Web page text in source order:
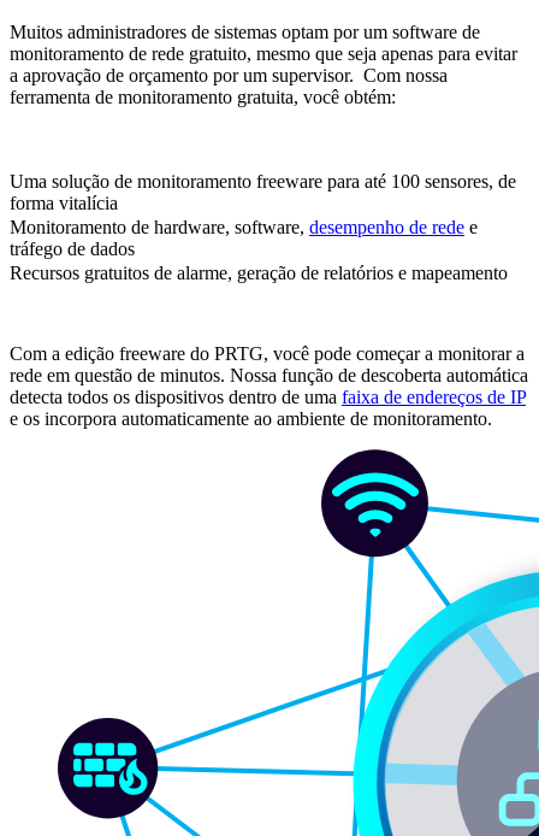
Muitos administradores de sistemas optam por um software de
monitoramento de rede gratuito, mesmo que seja apenas para evitar
a aprovação de orçamento por um supervisor. Com nossa
ferramenta de monitoramento gratuita, você obtém:
Uma solução de monitoramento freeware para até 100 sensores, de
forma vitalícia
Monitoramento de hardware, software, desempenho de rede e
tráfego de dados
Recursos gratuitos de alarme, geração de relatórios e mapeamento
Com a edição freeware do PRTG, você pode começar a monitorar a
rede em questão de minutos. Nossa função de descoberta automática
detecta todos os dispositivos dentro de uma faixa de endereços de IP
e os incorpora automaticamente ao ambiente de monitoramento.